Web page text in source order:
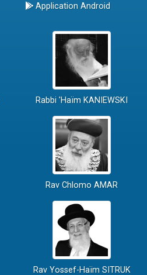
Application Android
Rabbi 'Haïm KANIEWSKI
Rav Chlomo AMAR
Rav Yossef-Haïm SITRUK